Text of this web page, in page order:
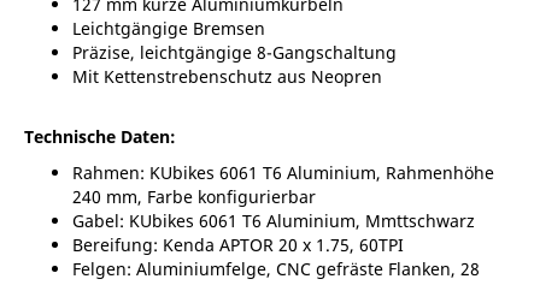
Leichtgängige Bremsen
Präzise, leichtgängige 8-Gangschaltung
Mit Kettenstrebenschutz aus Neopren
Technische Daten:
Rahmen: KUbikes 6061 T6 Aluminium, Rahmenhöhe
240 mm, Farbe konfigurierbar
Gabel: KUbikes 6061 T6 Aluminium, Mmttschwarz
Bereifung: Kenda APTOR 20 x 1.75, 60TPI
Felgen: Aluminiumfelge, CNC gefräste Flanken, 28